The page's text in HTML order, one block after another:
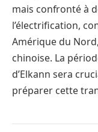
mais confronté à
l’électrification,
Amérique du
chinoise. La
d’Elkann sera
préparer cette